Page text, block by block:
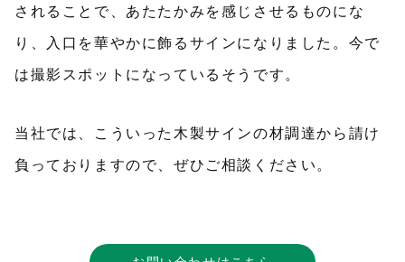
されることで、あたたかみを感じさせるものにな
り、入口を華やかに飾るサインになりました。今で
は撮影スポットになっているそうです。
当社では、こういった木製サインの材調達から請け
負っておりますので、ぜひご相談ください。